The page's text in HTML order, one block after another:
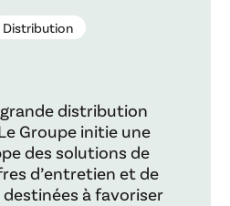
Distribution
distribution
Groupe initie une
des solutions de
d’entretien et de
à favoriser